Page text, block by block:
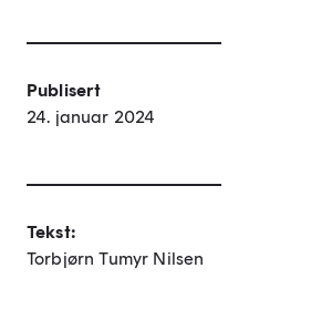
Publisert
24. januar 2024
Tekst:
Torbjørn Tumyr Nilsen